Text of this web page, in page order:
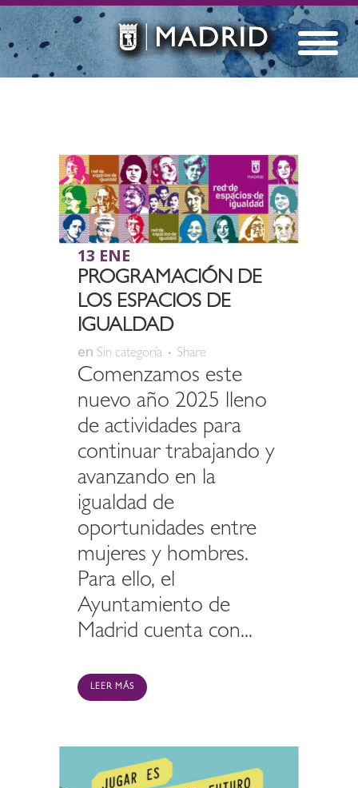
13 ENE
PROGRAMACIÓN DE
LOS ESPACIOS DE
IGUALDAD
en Sin categoría Share
Comenzamos este
nuevo año 2025 lleno
de actividades para
continuar trabajando y
avanzando en la
igualdad de
oportunidades entre
mujeres y hombres.
Para ello, el
Ayuntamiento de
Madrid cuenta con...
LEER MÁS